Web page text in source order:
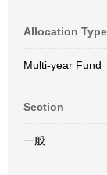
Allocation Type
Multi-year Fund
Section
一般